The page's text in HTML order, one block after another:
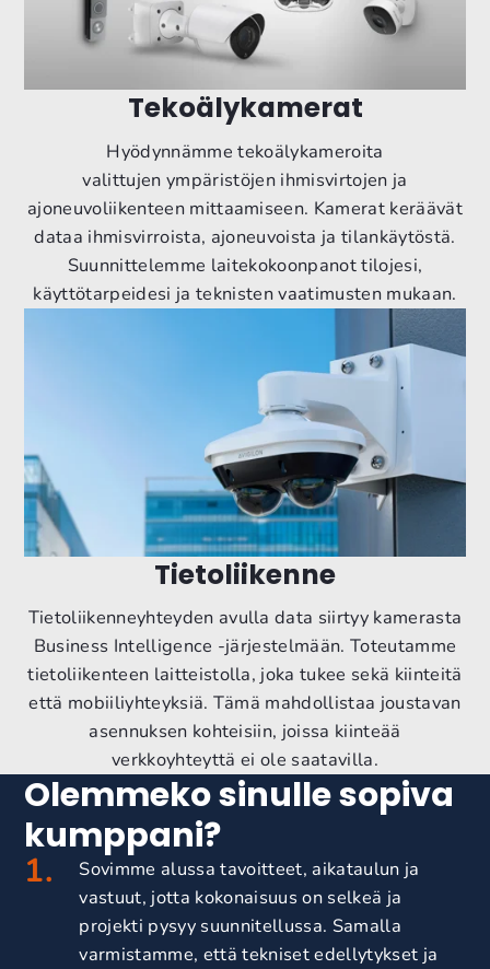
Tekoälykamerat
Hyödynnämme tekoälykameroita
valittujen ympäristöjen ihmisvirtojen ja
ajoneuvoliikenteen mittaamiseen. Kamerat keräävät
dataa ihmisvirroista, ajoneuvoista ja tilankäytöstä.
Suunnittelemme laitekokoonpanot tilojesi,
käyttötarpeidesi ja teknisten vaatimusten mukaan.
Tietoliikenne
Tietoliikenneyhteyden avulla data siirtyy kamerasta
Business Intelligence -järjestelmään. Toteutamme
tietoliikenteen laitteistolla, joka tukee sekä kiinteitä
että mobiiliyhteyksiä. Tämä mahdollistaa joustavan
asennuksen kohteisiin, joissa kiinteää
verkkoyhteyttä ei ole saatavilla.
Olemmeko sinulle sopiva
kumppani?
Sovimme alussa tavoitteet, aikataulun ja
vastuut, jotta kokonaisuus on selkeä ja
projekti pysyy suunnitellussa. Samalla
varmistamme, että tekniset edellytykset ja